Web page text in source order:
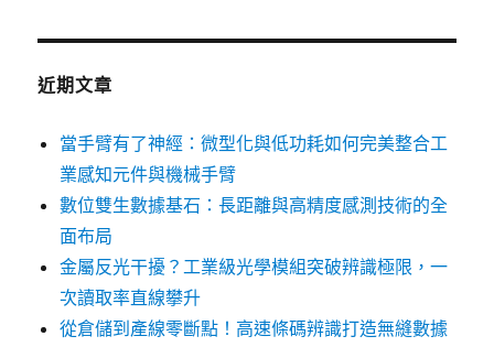
章:
近期文章
當手臂有了神經：微型化與低功耗如何完美整合工
業感知元件與機械手臂
數位雙生數據基石：長距離與高精度感測技術的全
面布局
金屬反光干擾？工業級光學模組突破辨識極限，一
次讀取率直線攀升
從倉儲到產線零斷點！高速條碼辨識打造無縫數據